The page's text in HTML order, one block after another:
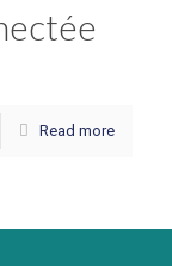
Read more